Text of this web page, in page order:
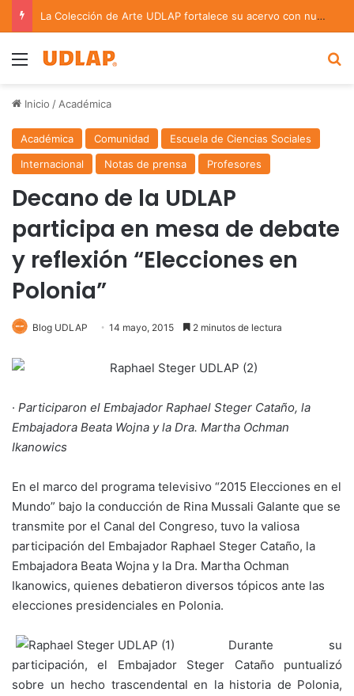
La Colección de Arte UDLAP fortalece su acervo con nuevas obras de artistas emergentes y consolidados
Menu
Inicio / Académica
Académica Comunidad
Escuela de Ciencias Sociales
Internacional
Notas de prensa Profesores
Decano de la UDLAP
participa en mesa de debate
y reflexión “Elecciones en
Polonia”
Blog UDLAP 14 mayo, 2015 2 minutos de lectura
· Participaron el Embajador Raphael Steger Cataño, la
Embajadora Beata Wojna y la Dra. Martha Ochman
Ikanowics
En el marco del programa televisivo “2015 Elecciones en el
Mundo” bajo la conducción de Rina Mussali Galante que se
transmite por el Canal del Congreso, tuvo la valiosa
participación del Embajador Raphael Steger Cataño, la
Embajadora Beata Wojna y la Dra. Martha Ochman
Ikanowics, quienes debatieron diversos tópicos ante las
elecciones presidenciales en Polonia.
Durante su
participación, el Embajador Steger Cataño puntualizó
sobre un hecho trascendental en la historia de Polonia,